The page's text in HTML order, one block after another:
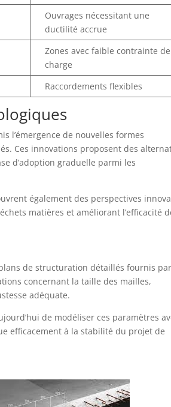
Ouvrages nécessitant une
ductilité accrue
Zones avec faible contrainte de
charge
Raccordements flexibles
l’émergence de nouvelles formes
Ces innovations proposent des
d’adoption graduelle parmi les
également des perspectives
matières et améliorant l’efficacité
de structuration détaillés fournis
concernant la taille des mailles,
adéquate.
de modéliser ces paramètres
efficacement à la stabilité du projet de